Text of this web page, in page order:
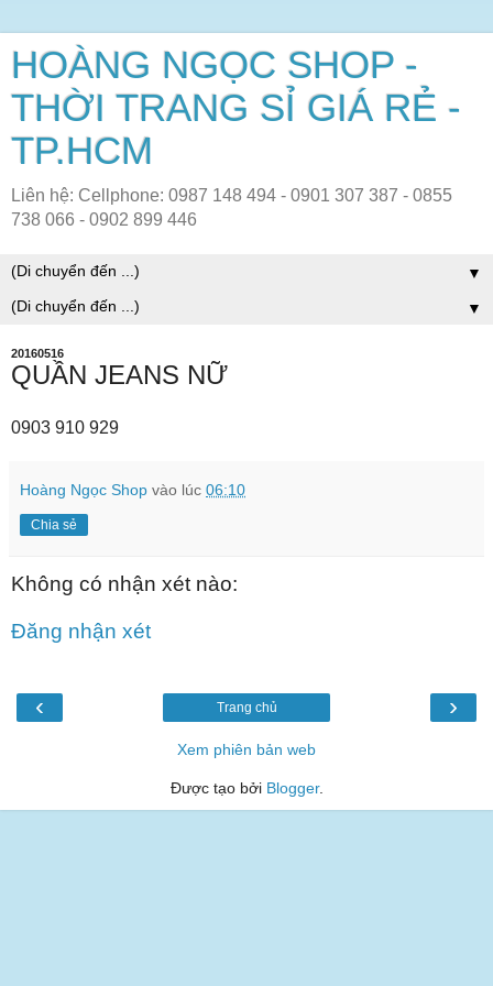
HOÀNG NGỌC SHOP -
THỜI TRANG SỈ GIÁ RẺ -
TP.HCM
Liên hệ: Cellphone: 0987 148 494 - 0901 307 387 - 0855
738 066 - 0902 899 446
▼
▼
20160516
QUẦN JEANS NỮ
0903 910 929
Hoàng Ngọc Shop vào lúc 06:10
Chia sẻ
Không có nhận xét nào:
Đăng nhận xét
‹ ›
Trang chủ
Xem phiên bản web
Được tạo bởi Blogger.